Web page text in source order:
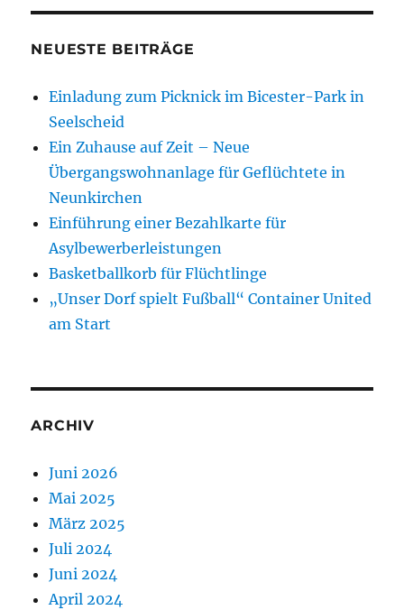
SEIT
NEUESTE BEITRÄGE
Einladung zum Picknick im Bicester-Park in
Seelscheid
Ein Zuhause auf Zeit – Neue
Übergangswohnanlage für Geflüchtete in
Neunkirchen
Einführung einer Bezahlkarte für
Asylbewerberleistungen
Basketballkorb für Flüchtlinge
„Unser Dorf spielt Fußball“ Container United
am Start
ARCHIV
Juni 2026
Mai 2025
März 2025
Juli 2024
Juni 2024
April 2024